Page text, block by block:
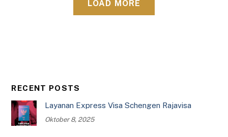
LOAD MORE
RECENT POSTS
Layanan Express Visa Schengen Rajavisa
Oktober 8, 2025